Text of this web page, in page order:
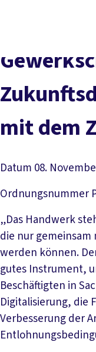
mit dem
Datum 08.
Ordnungsnummer
„Das Handwerk
die nur
werden können.
gutes Instrument,
Beschäftigten in
Digitalisierung, die
Verbesserung der